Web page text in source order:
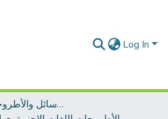
Log In
الرسائل والأطروحات الأكاديمية